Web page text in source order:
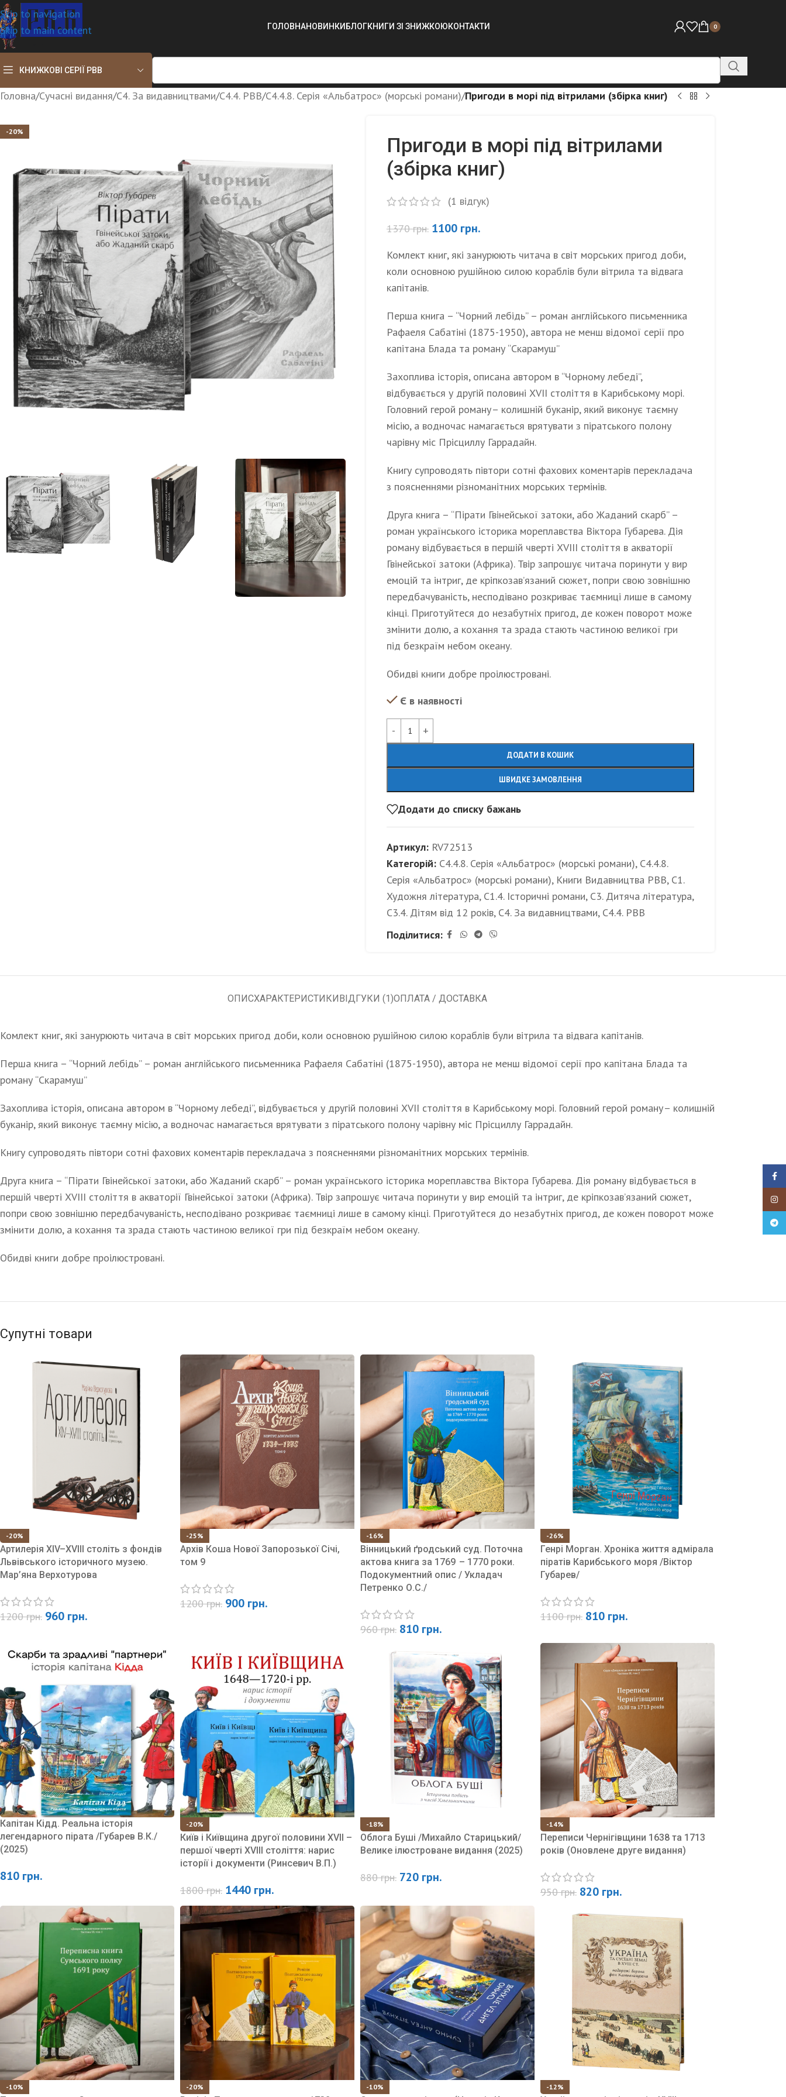
Skip to navigation
Skip to main content
ГОЛОВНАНОВИНКИ БЛОГКНИГИ ЗІ ЗНИЖКОЮКОНТАКТИ 0
КНИЖКОВІ СЕРІЇ РВВ
Головна/Сучасні видання/С4. За видавництвами/С4.4. РВВ/C4.4.8. Серія «Альбатрос» (морські романи)/Пригоди в морі під вітрилами (збірка книг)
-20%
Пригоди в морі під вітрилами
(збірка книг)
(1 відгук)
1370грн. 1100 грн.
Комлект книг, які занурюють читача в світ морських пригод доби,
коли основною рушійною силою кораблів були вітрила та відвага
капітанів.
Перша книга – “Чорний лебідь” – роман англійського письменника
Рафаеля Сабатіні (1875-1950), автора не менш відомої серії про
капітана Блада та роману “Скарамуш”
Захоплива історія, описана автором в “Чорному лебеді”,
відбувається у другій половині XVII століття в Карибському морі.
Головний герой роману – колишній буканір, який виконує таємну
місію, а водночас намагається врятувати з піратського полону
чарівну міс Прісциллу Гаррадайн.
Книгу супроводять півтори сотні фахових коментарів перекладача
з поясненнями різноманітних морських термінів.
Друга книга – “Пірати Гвінейської затоки, або Жаданий скарб” –
роман українського історика мореплавства Віктора Губарева. Дія
роману відбувається в першій чверті XVIII століття в акваторії
Гвінейської затоки (Африка). Твір запрошує читача поринути у вир
емоцій та інтриг, де кріпкозав’язаний сюжет, попри свою зовнішню
передбачуваність, несподівано розкриває таємниці лише в самому
кінці. Приготуйтеся до незабутніх пригод, де кожен поворот може
змінити долю, а кохання та зрада стають частиною великої гри
під безкраїм небом океану.
Обидві книги добре проілюстровані.
Є в наявності
ДОДАТИ В КОШИК
ШВИДКЕ ЗАМОВЛЕННЯ
Alternative:
Додати до списку бажань
Артикул: RV72513
Категорій: C4.4.8. Серія «Альбатрос» (морські романи), C4.4.8.
Серія «Альбатрос» (морські романи), Книги Видавництва РВВ, С1.
Художня література, С1.4. Історичні романи, С3. Дитяча література,
С3.4. Дітям від 12 років, С4. За видавництвами, С4.4. РВВ
Поділитися:
ОПИСХАРАКТЕРИСТИКИВІДГУКИ (1)ОПЛАТА / ДОСТАВКА
Комлект книг, які занурюють читача в світ морських пригод доби, коли основною рушійною силою кораблів були вітрила та відвага капітанів.
Перша книга – “Чорний лебідь” – роман англійського письменника Рафаеля Сабатіні (1875-1950), автора не менш відомої серії про капітана Блада та
роману “Скарамуш”
Захоплива історія, описана автором в “Чорному лебеді”, відбувається у другій половині XVII століття в Карибському морі. Головний герой роману – колишній
буканір, який виконує таємну місію, а водночас намагається врятувати з піратського полону чарівну міс Прісциллу Гаррадайн.
Книгу супроводять півтори сотні фахових коментарів перекладача з поясненнями різноманітних морських термінів.
Друга книга – “Пірати Гвінейської затоки, або Жаданий скарб” – роман українського історика мореплавства Віктора Губарева. Дія роману відбувається в
першій чверті XVIII століття в акваторії Гвінейської затоки (Африка). Твір запрошує читача поринути у вир емоцій та інтриг, де кріпкозав’язаний сюжет,
попри свою зовнішню передбачуваність, несподівано розкриває таємниці лише в самому кінці. Приготуйтеся до незабутніх пригод, де кожен поворот може
змінити долю, а кохання та зрада стають частиною великої гри під безкраїм небом океану.
Обидві книги добре проілюстровані.
Супутні товари
-20%
Артилерія XIV–XVIII століть з фондів
Львівського історичного музею.
Мар’яна Верхотурова
1200грн. 960 грн.
-25%
Архів Коша Нової Запорозької Січі,
том 9
1200грн. 900 грн.
-16%
Вінницький ґродський суд. Поточна
актова книга за 1769 – 1770 роки.
Подокументний опис / Укладач
Петренко О.С./
960грн. 810 грн.
-26%
Генрі Морган. Хроніка життя адмірала
піратів Карибського моря /Віктор
Губарев/
1100грн. 810 грн.
Капітан Кідд. Реальна історія
легендарного пірата /Губарев В.К./
(2025)
810 грн.
-20%
Київ і Київщина другої половини ХVII –
першої чверті XVIII століття: нарис
історії і документи (Ринсевич В.П.)
1800грн. 1440 грн.
-18%
Облога Буші /Михайло Старицький/
Велике ілюстроване видання (2025)
880грн. 720 грн.
-14%
Переписи Чернігівщини 1638 та 1713
років (Оновлене друге видання)
950грн. 820 грн.
-10% -20% -10% -12%